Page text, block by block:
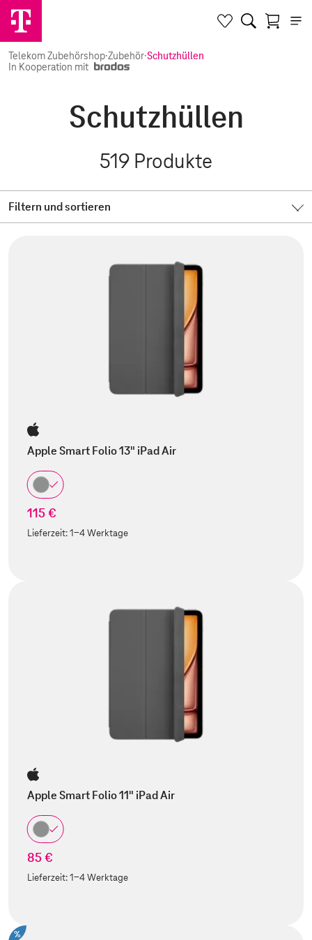
Telekom Zubehörshop·Zubehör·Schutzhüllen
In Kooperation mit
Schutzhüllen
519 Produkte
Filtern und sortieren
Apple Smart Folio 13" iPad Air
115 €
Lieferzeit:1-4 Werktage
Apple Smart Folio 11" iPad Air
85 €
Lieferzeit:1-4 Werktage
%